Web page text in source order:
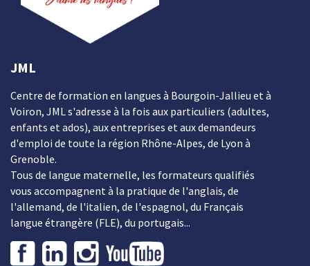
JML
Centre de formation en langues à Bourgoin-Jallieu et à
Voiron, JML s'adresse à la fois aux particuliers (adultes,
enfants et ados), aux entreprises et aux demandeurs
d'emploi de toute la région Rhône-Alpes, de Lyon à
Grenoble.
Tous de langue maternelle, les formateurs qualifiés
vous accompagnent à la pratique de l'anglais, de
l'allemand, de l'italien, de l'espagnol, du Français
langue étrangère (FLE), du portugais...